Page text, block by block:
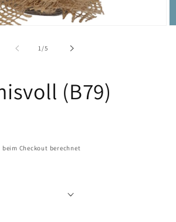
1/
von
5
(B79)
Checkout berechnet